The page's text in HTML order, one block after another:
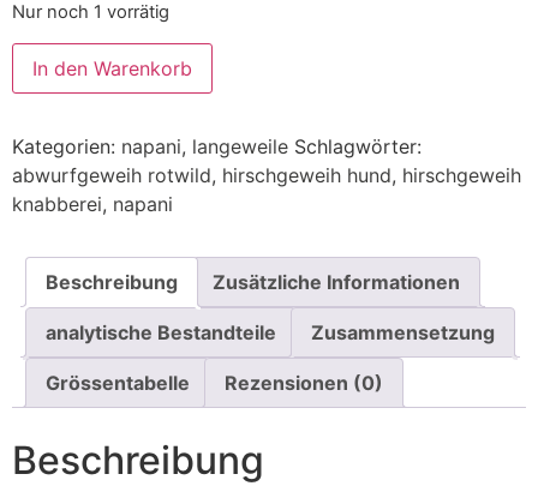
Nur noch 1 vorrätig
In den Warenkorb
Kategorien: napani, langeweile Schlagwörter:
abwurfgeweih rotwild, hirschgeweih hund, hirschgeweih
knabberei, napani
Beschreibung Zusätzliche Informationen
analytische Bestandteile Zusammensetzung
Grössentabelle Rezensionen (0)
Beschreibung